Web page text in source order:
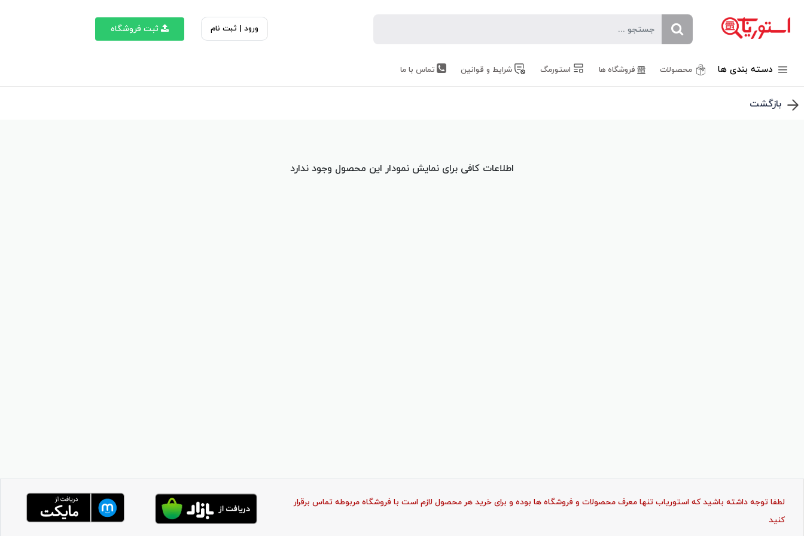
ورود | ثبت نام ثبت فروشگاه
دسته بندی ها محصولات فروشگاه ها استورمگ شرایط و قوانین تماس با ما
بازگشت
اطلاعات کافی برای نمایش نمودار این محصول وجود ندارد
لطفا توجه داشته باشید که استوریاب تنها معرف محصولات و فروشگاه ها بوده و برای خرید هر محصول لازم است با فروشگاه مربوطه تماس برقرار
کنید